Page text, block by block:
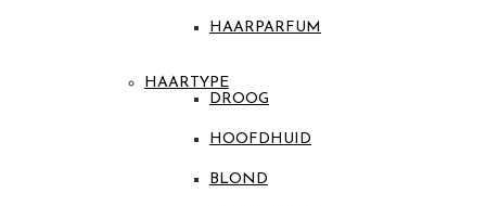
HAARPARFUM
HAARTYPE
DROOG
HOOFDHUID
BLOND